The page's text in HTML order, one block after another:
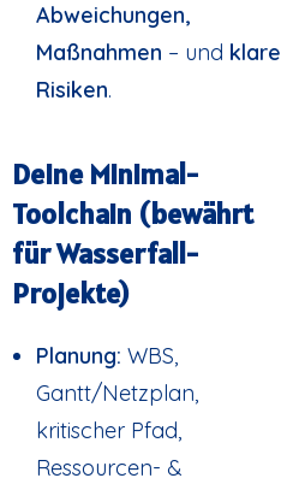
Abweichungen,
Maßnahmen – und klare
Risiken.
Deine Minimal-
Toolchain (bewährt
für Wasserfall-
Projekte)
Planung: WBS,
Gantt/Netzplan,
kritischer Pfad,
Ressourcen- &